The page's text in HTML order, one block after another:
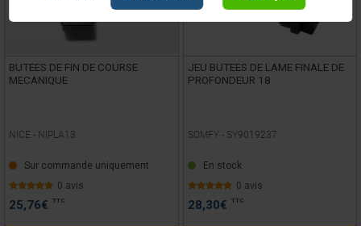
BUTEES DE FIN DE COURSE
MECANIQUE
NICE - NIPLA13
Sur commande uniquement
0 avis
25,76€ TTC
JEU BUTEES DE LAME FINALE DE
PROFONDEUR 18
SOMFY - SY9019237
En stock
0 avis
28,30€ TTC